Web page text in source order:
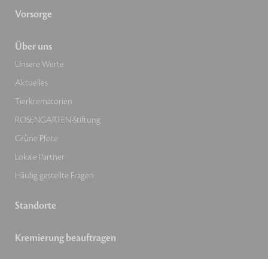
Vorsorge
Über uns
Unsere Werte
Aktuelles
Tierkrematorien
ROSENGARTEN-Stiftung
Grüne Pfote
Lokale Partner
Häufig gestellte Fragen
Standorte
Kremierung beauftragen